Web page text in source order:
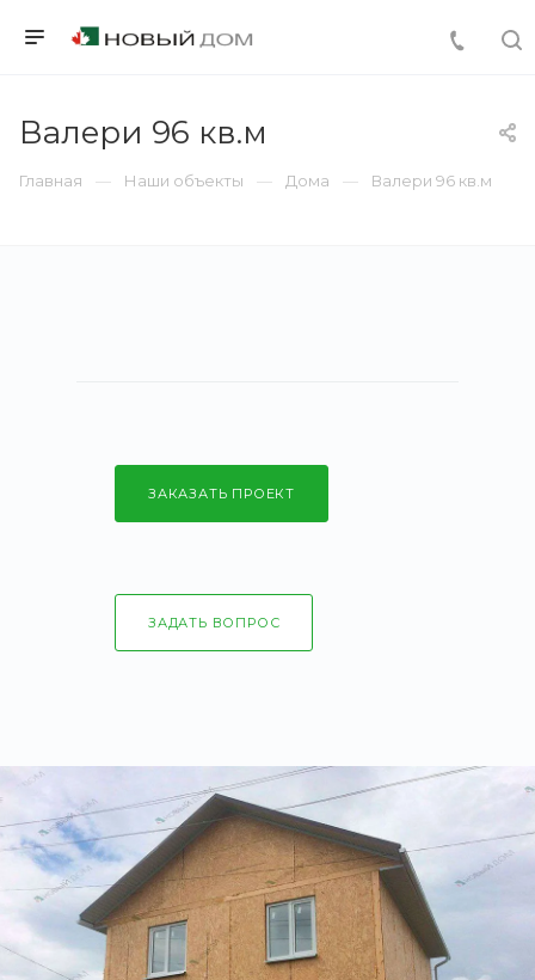
Валери 96 кв.м
Главная Наши объекты Дома Валери 96 кв.м
ЗАКАЗАТЬ ПРОЕКТ
ЗАДАТЬ ВОПРОС